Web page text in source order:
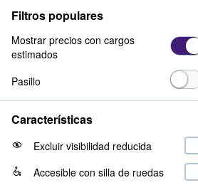
Filtros populares
Mostrar precios con cargos
estimados
Pasillo
Características
Excluir visibilidad reducida
Accesible con silla de ruedas